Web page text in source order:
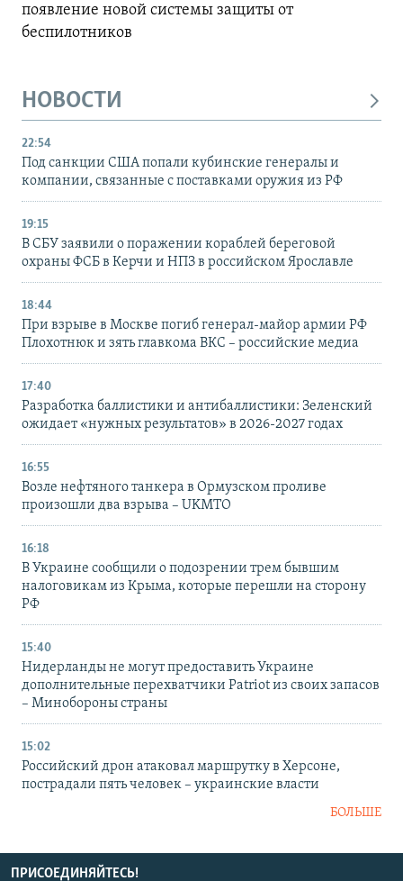
появление новой системы защиты от
беспилотников
НОВОСТИ
22:54
Под санкции США попали кубинские генералы и
компании, связанные с поставками оружия из РФ
19:15
В СБУ заявили о поражении кораблей береговой
охраны ФСБ в Керчи и НПЗ в российском Ярославле
18:44
При взрыве в Москве погиб генерал-майор армии РФ
Плохотнюк и зять главкома ВКС – российские медиа
17:40
Разработка баллистики и антибаллистики: Зеленский
ожидает «нужных результатов» в 2026-2027 годах
16:55
Возле нефтяного танкера в Ормузском проливе
произошли два взрыва – UKMTO
16:18
В Украине сообщили о подозрении трем бывшим
налоговикам из Крыма, которые перешли на сторону
РФ
15:40
Нидерланды не могут предоставить Украине
дополнительные перехватчики Patriot из своих запасов
– Минобороны страны
15:02
Российский дрон атаковал маршрутку в Херсоне,
пострадали пять человек – украинские власти
БОЛЬШЕ
ПРИСОЕДИНЯЙТЕСЬ!